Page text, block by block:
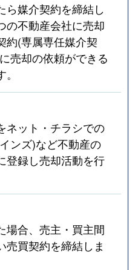
ら媒介契約を締結し
の不動産会社に売却
約(専属専任媒介契
売却の依頼ができる
ネット・チラシでの
ンズ)など不動産の
登録し売却活動を行
場合、売主・買主間
売買契約を締結しま